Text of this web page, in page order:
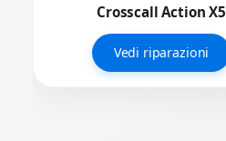
Crosscall Action X5
Vedi riparazioni